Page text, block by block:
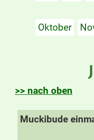
Oktober
>> nach oben
Muckibude